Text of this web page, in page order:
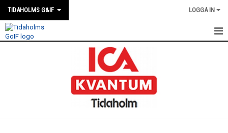
TIDAHOLMS G&IF LOGGA IN